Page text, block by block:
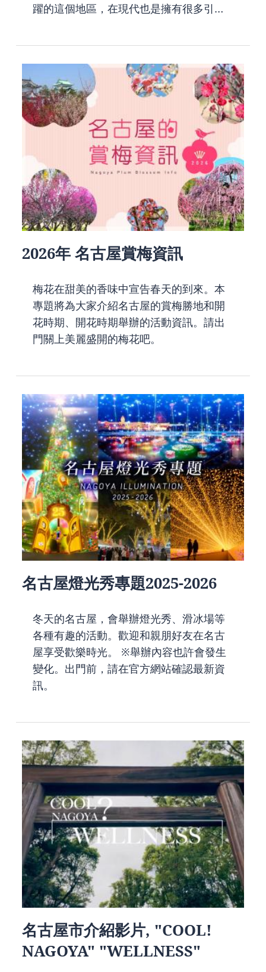
躍的這個地區，在現代也是擁有很多引…
2026年 名古屋賞梅資訊
梅花在甜美的香味中宣告春天的到來。本
專題將為大家介紹名古屋的賞梅勝地和開
花時期、開花時期舉辦的活動資訊。請出
門關上美麗盛開的梅花吧。
名古屋燈光秀專題2025-2026
冬天的名古屋，會舉辦燈光秀、滑冰場等
各種有趣的活動。歡迎和親朋好友在名古
屋享受歡樂時光。 ※舉辦內容也許會發生
變化。出門前，請在官方網站確認最新資
訊。
名古屋市介紹影片, "COOL!
NAGOYA" "WELLNESS"